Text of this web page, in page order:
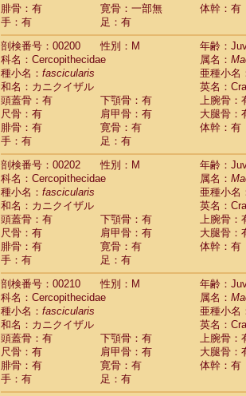
腓骨：有
寛骨：一部無
体幹：有
手：有
足：有
剖検番号：00200
性別：M
年齢：
科名：Cercopithecidae
属名：
種小名： fascicularis
亜種小名
和名：カニクイザル
英名：
頭蓋骨：有
下顎骨：有
上腕骨：
尺骨：有
肩甲骨：有
大腿骨：
腓骨：有
寛骨：有
体幹：有
手：有
足：有
剖検番号：00202
性別：M
年齢：
科名：Cercopithecidae
属名：
種小名： fascicularis
亜種小名
和名：カニクイザル
英名：
頭蓋骨：有
下顎骨：有
上腕骨：
尺骨：有
肩甲骨：有
大腿骨：
腓骨：有
寛骨：有
体幹：有
手：有
足：有
剖検番号：00210
性別：M
年齢：
科名：Cercopithecidae
属名：
種小名： fascicularis
亜種小名
和名：カニクイザル
英名：
頭蓋骨：有
下顎骨：有
上腕骨：
尺骨：有
肩甲骨：有
大腿骨：
腓骨：有
寛骨：有
体幹：有
手：有
足：有